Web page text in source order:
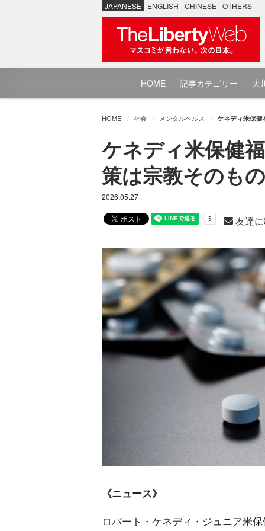
JAPANESE ENGLISH CHINESE OTHERS
HOME 記事カテゴリー 大
HOME 社会 メンタルヘルス ケネディ米保
ケネディ米保健
策は宗教そのも
2026.05.27
友達
《ニュース》
ロバート・ケネディ・ジュニア米